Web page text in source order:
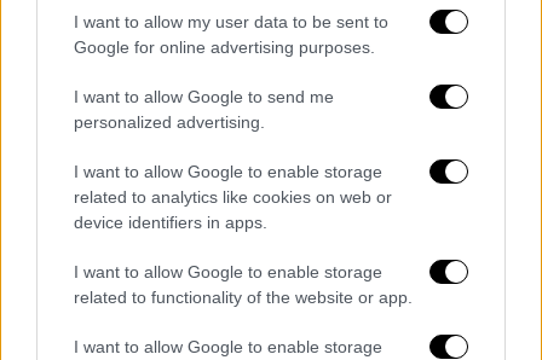
I want to allow my user data to be sent to
Google for online advertising purposes.
I want to allow Google to send me
personalized advertising.
I want to allow Google to enable storage
related to analytics like cookies on web or
device identifiers in apps.
I want to allow Google to enable storage
related to functionality of the website or app.
I want to allow Google to enable storage
πρώτο του τίτλο στο τιμόνι της Ένωσης.